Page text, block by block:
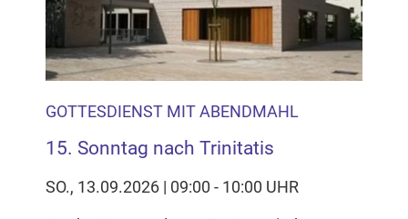
Reichweitenmessung und profilbasierter Werbung.
Näheres s. zur Datenschutzerklärung
Hier können Sie Ihre Cookie-
Einstellungen anpassen
GOTTESDIENST MIT ABENDMAHL
15. Sonntag nach Trinitatis
SO., 13.09.2026 | 09:00 - 10:00 UHR